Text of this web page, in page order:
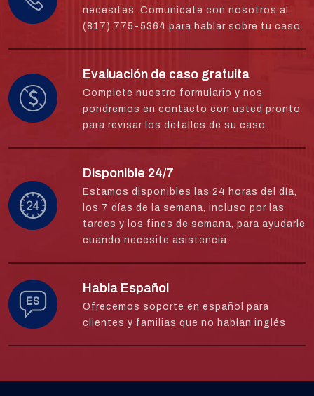
necesites. Comunícate con nosotros al
(817) 775-5364 para hablar sobre tu caso.
Evaluación de caso gratuita
Complete nuestro formulario y nos
pondremos en contacto con usted pronto
para revisar los detalles de su caso.
Disponible 24/7
Estamos disponibles las 24 horas del día,
los 7 días de la semana, incluso por las
tardes y los fines de semana, para ayudarle
cuando necesite asistencia.
Habla Español
Ofrecemos soporte en español para
clientes y familias que no hablan inglés